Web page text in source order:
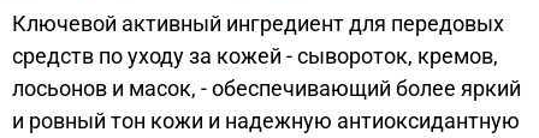
Ключевой активный ингредиент для передовых
средств по уходу за кожей - сывороток, кремов,
лосьонов и масок, - обеспечивающий более яркий
и ровный тон кожи и надежную антиоксидантную